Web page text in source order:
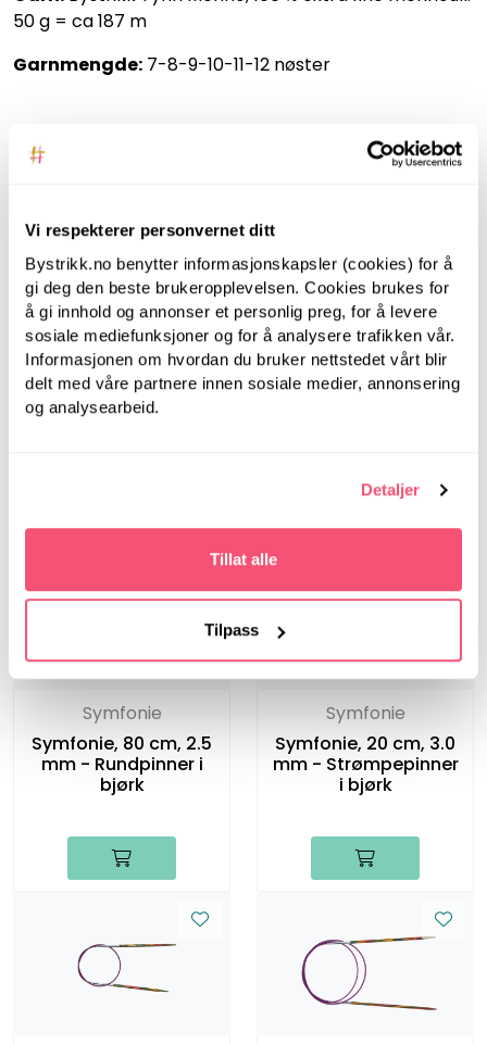
Vi respekterer personvernet ditt
Bystrikk.no benytter informasjonskapsler (cookies) for å
gi deg den beste brukeropplevelsen. Cookies brukes for
å gi innhold og annonser et personlig preg, for å levere
sosiale mediefunksjoner og for å analysere trafikken vår.
Informasjonen om hvordan du bruker nettstedet vårt blir
delt med våre partnere innen sosiale medier, annonsering
og analysearbeid.
Detaljer
Tillat alle
Tilpass
50 g = ca 187 m
Garnmengde: 7-8-9-10-11-12 nøster
Symfonie
Symfonie, 20 cm, 2.5
mm - Strømpepinner
Symfonie
Symfonie, 40 cm, 2.5
Symfonie
Symfonie, 80 cm, 2.5
mm - Rundpinner i
bjørk
Symfonie
Symfonie, 20 cm, 3.0
mm - Strømpepinner
i bjørk